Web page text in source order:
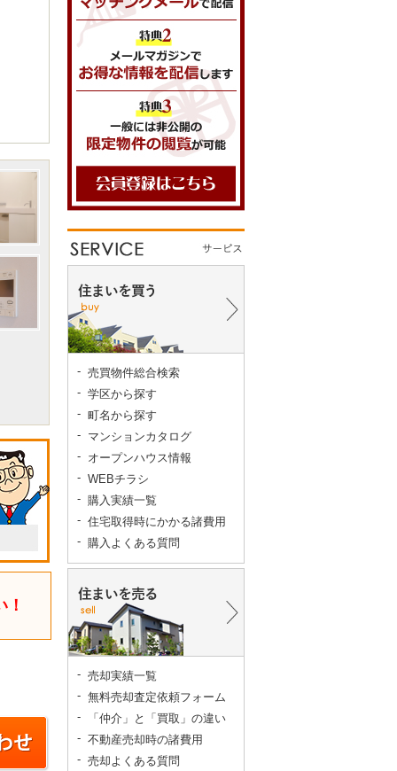
売買物件総合検索
学区から探す
町名から探す
マンションカタログ
オープンハウス情報
WEBチラシ
購入実績一覧
住宅取得時にかかる諸費用
購入よくある質問
売却実績一覧
無料売却査定依頼フォーム
「仲介」と「買取」の違い
不動産売却時の諸費用
売却よくある質問